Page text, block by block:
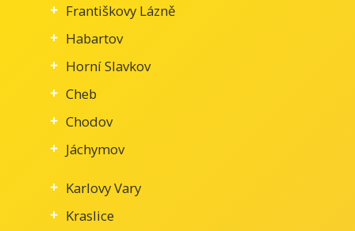
Františkovy Lázně
Habartov
Horní Slavkov
Cheb
Chodov
Jáchymov
Karlovy Vary
Kraslice